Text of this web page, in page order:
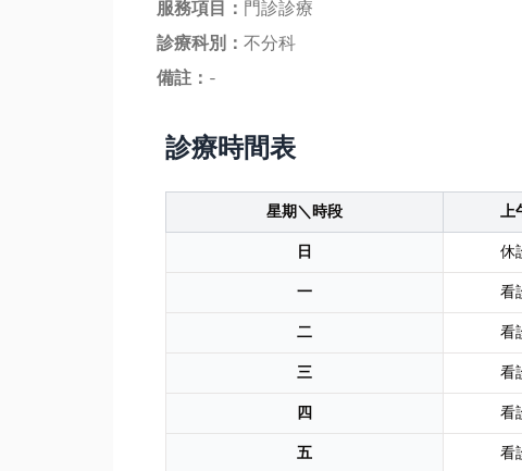
服務項目： 門診診療
診療科別： 不分科
備註： -
診療時間表
星期＼時段 上
日
休
一
看
二
看
三
看
四
看
五
看